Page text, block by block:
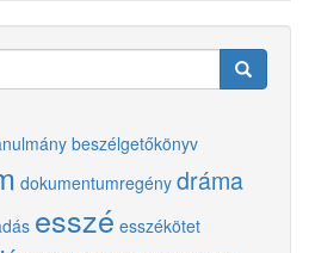
beszélgetőkönyv
dokumentumregény dráma
esszé esszékötet